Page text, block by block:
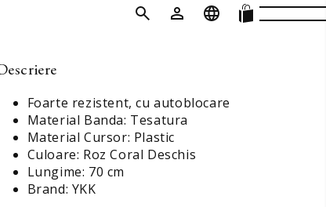
Dantela Couture Rosie cu
Perle, Margele si Paiete
Foarte rezistent, cu autoblocare
Material Banda: Tesatura
Material Cursor: Plastic
Culoare: Roz Coral Deschis
Lungime: 70 cm
Brand: YKK